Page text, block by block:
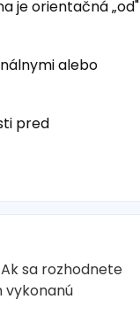
je orientačná „od"
alebo
pred
sa rozhodnete
vykonanú